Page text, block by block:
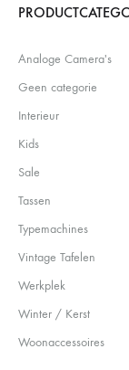
Analoge Camera's
Geen categorie
Interieur
Kids
Sale
Tassen
Typemachines
Vintage Tafelen
Werkplek
Winter / Kerst
Woonaccessoires